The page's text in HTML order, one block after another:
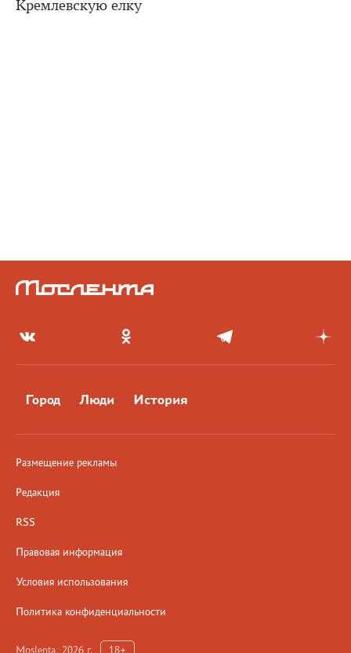
Кремлевскую елку
Город Люди История
Размещение рекламы
Редакция
RSS
Правовая информация
Условия использования
Политика конфиденциальности
Moslenta, 2026 г. 18+